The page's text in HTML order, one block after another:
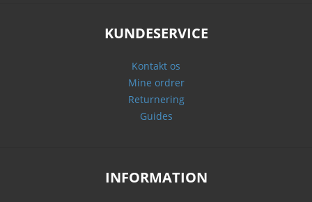
KUNDESERVICE
Kontakt os
Mine ordrer
Returnering
Guides
INFORMATION